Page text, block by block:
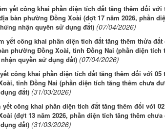
yết công khai phần diện tích đất tăng thêm đối với
bàn phường Đồng Xoài (đợt 17 năm 2026, phần
nhận quyền sử dụng đất) (07/04/2026)
yết công khai phần diện tích đất tăng thêm thửa đất
phường Đồng Xoài, tỉnh Đồng Nai (phần diện tích
quyền sử dụng đất) (07/04/2026)
công khai phần diện tích đất tăng thêm đối với 05
tỉnh Đồng Nai (phần diện tích tăng thêm chưa
đất) (31/03/2026)
công khai phần diện tích đất tăng thêm đối với
(đợt 13 năm 2026, phần diện tích tăng thêm
đất) (31/03/2026)